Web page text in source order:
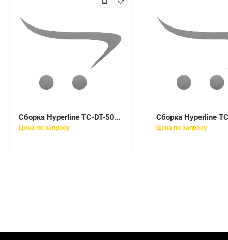
Сборка Hyperline TC-DT-504-1xMPOF12/PX-1xMPOF12/PY-IN-20M-LSZH-AQ
Цена по запросу Цена по запросу